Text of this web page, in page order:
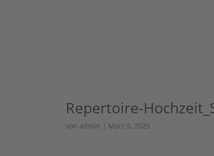
Repertoire-
von admin | März 5, 2025